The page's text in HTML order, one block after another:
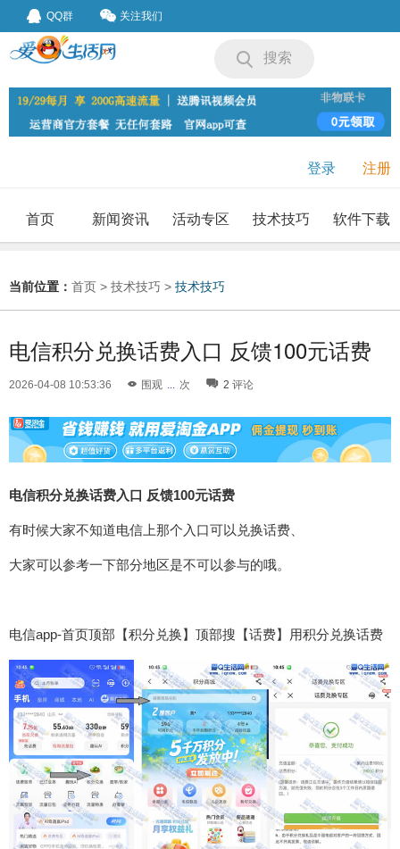
QQ群 关注我们
搜索
登录 注册
首页 新闻资讯 活动专区 技术技巧 软件下载
当前位置： 首页 > 技术技巧 > 技术技巧
电信积分兑换话费入口 反馈100元话费
2026-04-08 10:53:36 围观 ... 次 2 评论
电信积分兑换话费入口 反馈100元话费
有时候大家不知道电信上那个入口可以兑换话费、
大家可以参考一下部分地区是不可以参与的哦。
电信app-首页顶部【积分兑换】顶部搜【话费】用积分兑换话费